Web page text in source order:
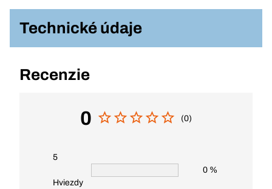
Technické údaje
Recenzie
0 (0)
5
Hviezdy
0 %